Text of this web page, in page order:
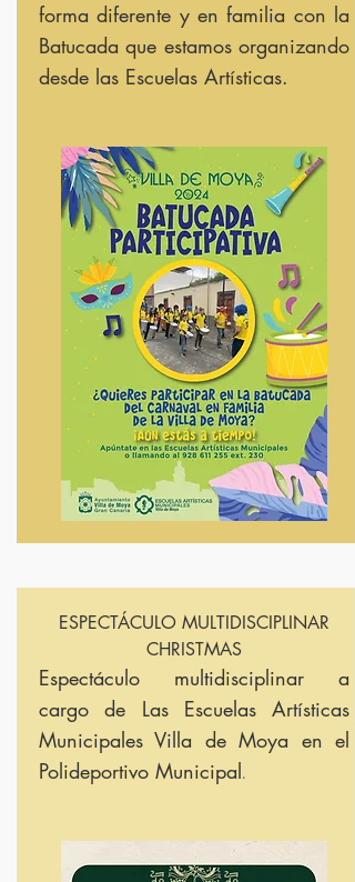
forma diferente y en familia con la
Batucada que estamos organizando
desde las Escuelas Artísticas.
ESPECTÁCULO MULTIDISCIPLINAR
CHRISTMAS
Espectáculo multidisciplinar a
cargo de Las Escuelas Artísticas
Municipales Villa de Moya en el
Polideportivo Municipal.